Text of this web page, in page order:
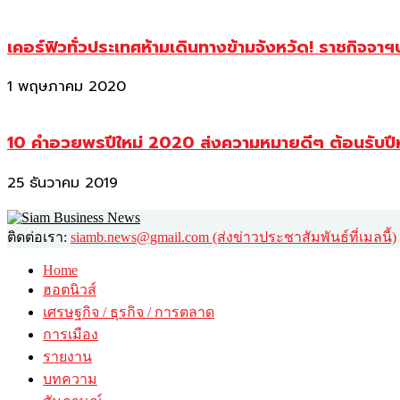
เคอร์ฟิวทั่วประเทศห้ามเดินทางข้ามจังหวัด! ราชกิจจา
1 พฤษภาคม 2020
10 คำอวยพรปีใหม่ 2020 ส่งความหมายดีๆ ต้อนรับ
25 ธันวาคม 2019
ติดต่อเรา: siamb.news@gmail.com (ส่งข่าวประชาสัมพันธ์ที่เมลนี้)
Home
ฮอตนิวส์
เศรษฐกิจ / ธุรกิจ / การตลาด
การเมือง
รายงาน
บทความ